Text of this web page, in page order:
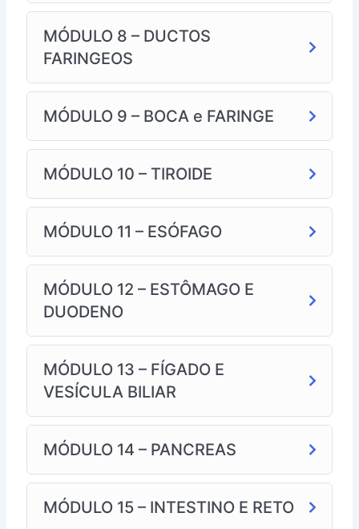
MÓDULO 8 – DUCTOS
FARINGEOS
MÓDULO 9 – BOCA e FARINGE
MÓDULO 10 – TIROIDE
MÓDULO 11 – ESÓFAGO
MÓDULO 12 – ESTÔMAGO E
DUODENO
MÓDULO 13 – FÍGADO E
VESÍCULA BILIAR
MÓDULO 14 – PANCREAS
MÓDULO 15 – INTESTINO E RETO